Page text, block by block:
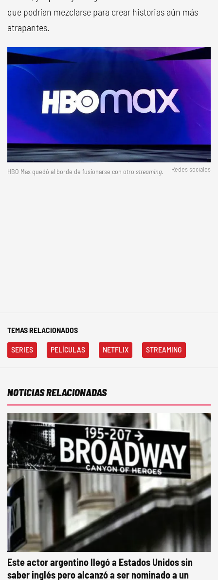
que podrían mezclarse para crear historias aún más
atrapantes.
HBO Max quedó al borde de fusionarse con otro streaming. Redes sociales
TEMAS RELACIONADOS
SERIES PELÍCULAS NETFLIX STREAMING
NOTICIAS RELACIONADAS
Este actor argentino llegó a Estados Unidos sin
saber inglés pero alcanzó a ser nominado a un